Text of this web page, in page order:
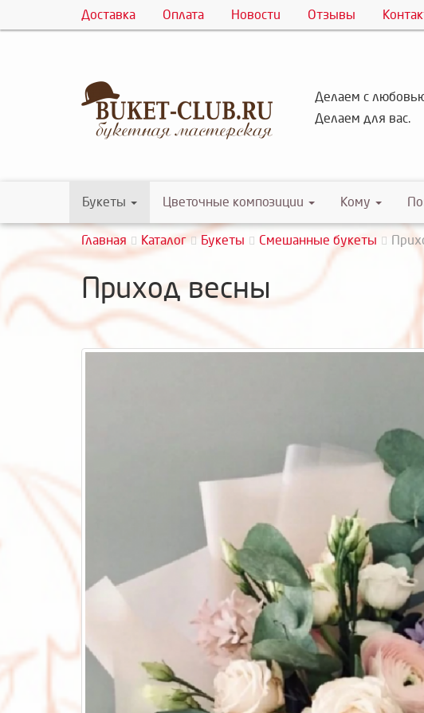
Доставка Оплата Новости Отзывы
Делаем с
Делаем для вас.
Букеты Цветочные композиции Кому
Главная Каталог Букеты Смешанные букеты
Приход весны